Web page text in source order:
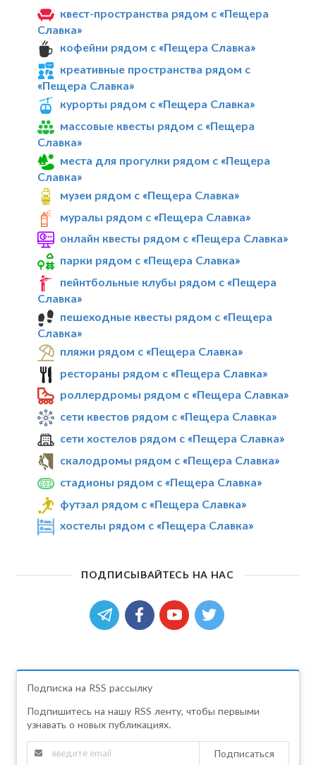
квест-пространства рядом с «Пещера
Славка»
кофейни рядом с «Пещера Славка»
креативные пространства рядом с
«Пещера Славка»
курорты рядом с «Пещера Славка»
массовые квесты рядом с «Пещера
Славка»
места для прогулки рядом с «Пещера
Славка»
музеи рядом с «Пещера Славка»
муралы рядом с «Пещера Славка»
онлайн квесты рядом с «Пещера Славка»
парки рядом с «Пещера Славка»
пейнтбольные клубы рядом с «Пещера
Славка»
пешеходные квесты рядом с «Пещера
Славка»
пляжи рядом с «Пещера Славка»
рестораны рядом с «Пещера Славка»
роллердромы рядом с «Пещера Славка»
сети квестов рядом с «Пещера Славка»
сети хостелов рядом с «Пещера Славка»
скалодромы рядом с «Пещера Славка»
стадионы рядом с «Пещера Славка»
футзал рядом с «Пещера Славка»
хостелы рядом с «Пещера Славка»
ПОДПИСЫВАЙТЕСЬ НА НАС
Подписка на RSS рассылку
Подпишитесь на нашу RSS ленту, чтобы первыми
узнавать о новых публикациях.
Подписаться